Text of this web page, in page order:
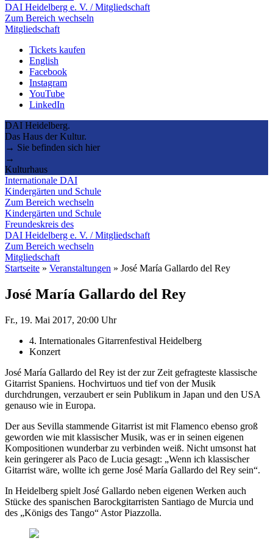
DAI Heidelberg e. V. / Mitgliedschaft
Zum Bereich wechseln
Mitgliedschaft
Tickets kaufen
English
Facebook
Instagram
YouTube
LinkedIn
DAI Heidelberg.
Das Haus der Kultur.
→ Sie befinden sich hier
→
Kulturhaus
Internationale DAI
Kindergärten und Schule
Zum Bereich wechseln
Kindergärten und Schule
Freundeskreis des
DAI Heidelberg e. V. / Mitgliedschaft
Zum Bereich wechseln
Mitgliedschaft
Startseite » Veranstaltungen » José María Gallardo del Rey
José María Gallardo del Rey
Fr., 19. Mai 2017, 20:00 Uhr
4. Internationales Gitarrenfestival Heidelberg
Konzert
José María Gallardo del Rey ist der zur Zeit gefragteste klassische
Gitarrist Spaniens. Hochvirtuos und tief von der Musik
durchdrungen, verzaubert er sein Publikum in Japan und den USA
genauso wie in Europa.
Der aus Sevilla stammende Gitarrist ist mit Flamenco ebenso groß
geworden wie mit klassischer Musik, was er in seinen eigenen
Kompositionen wunderbar zu verbinden weiß. Nicht umsonst hat
kein geringerer als Paco de Lucia gesagt: „Wenn ich klassischer
Gitarrist wäre, wollte ich gerne José María Gallardo del Rey sein“.
In Heidelberg spielt José Gallardo neben eigenen Werken auch
Stücke des spanischen Barockgitarristen Santiago de Murcia und
des „Königs des Tango“ Astor Piazzolla.